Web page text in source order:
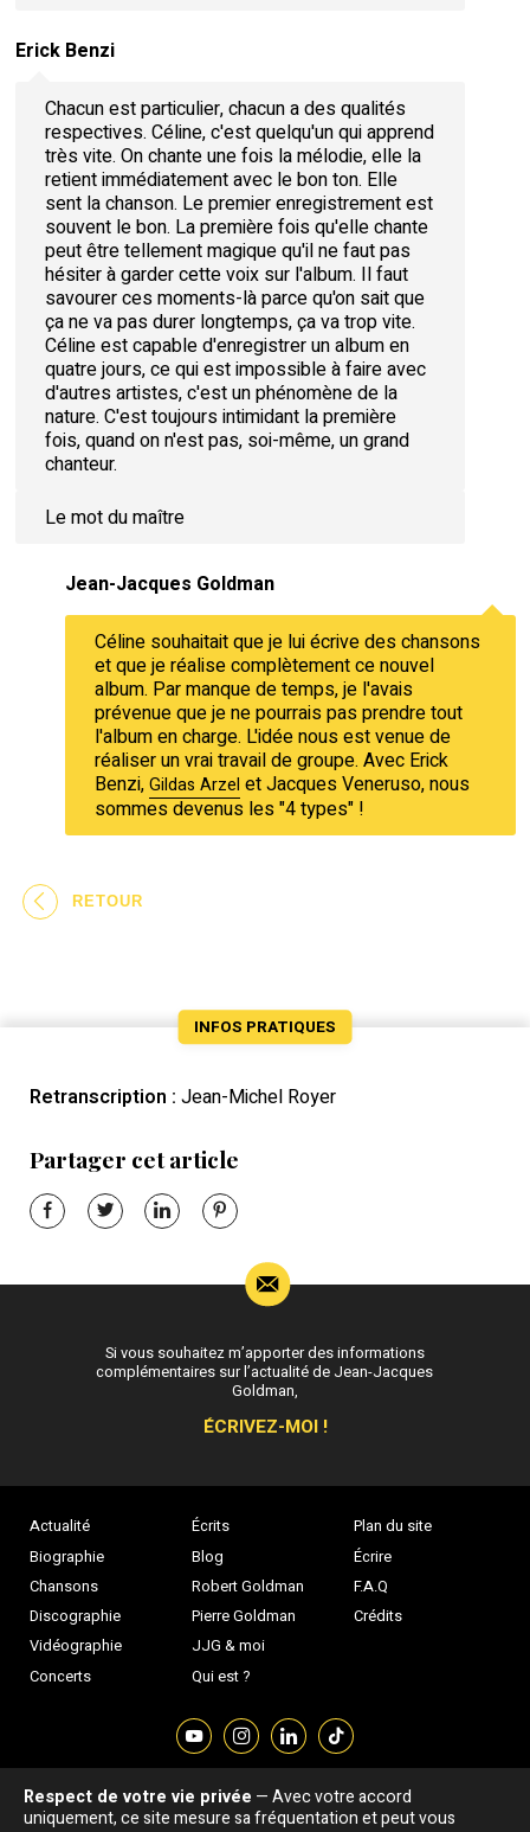
Erick Benzi
Chacun est particulier, chacun a des qualités
respectives. Céline, c'est quelqu'un qui apprend
très vite. On chante une fois la mélodie, elle la
retient immédiatement avec le bon ton. Elle
sent la chanson. Le premier enregistrement est
souvent le bon. La première fois qu'elle chante
peut être tellement magique qu'il ne faut pas
hésiter à garder cette voix sur l'album. Il faut
savourer ces moments-là parce qu'on sait que
ça ne va pas durer longtemps, ça va trop vite.
Céline est capable d'enregistrer un album en
quatre jours, ce qui est impossible à faire avec
d'autres artistes, c'est un phénomène de la
nature. C'est toujours intimidant la première
fois, quand on n'est pas, soi-même, un grand
chanteur.
Le mot du maître
Jean-Jacques Goldman
Céline souhaitait que je lui écrive des chansons
et que je réalise complètement ce nouvel
album. Par manque de temps, je l'avais
prévenue que je ne pourrais pas prendre tout
l'album en charge. L'idée nous est venue de
réaliser un vrai travail de groupe. Avec Erick
Benzi,Gildas Arzel et Jacques Veneruso, nous
sommes devenus les "4 types" !
RETOUR
INFOS PRATIQUES
Retranscription : Jean-Michel Royer
Partager cet article
Actualité
Biographie
Chansons
Discographie
Vidéographie
Concerts
Écrits
Blog
Robert Goldman
Pierre Goldman
JJG & moi
Qui est ?
Plan du site
Écrire
F.A.Q
Crédits
Si vous souhaitez m’apporter des informations
complémentaires sur l’actualité de Jean-Jacques
Goldman,
ÉCRIVEZ-MOI !
Association "Parler d'sa vie" © Depuis 1997 - Tous droits réservés |
Respect de votre vie privée — Avec votre accord
uniquement, ce site mesure sa fréquentation et peut vous